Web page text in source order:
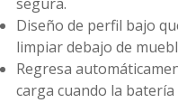
Diseño de perfil bajo
limpiar debajo de
Regresa
carga cuando la batería